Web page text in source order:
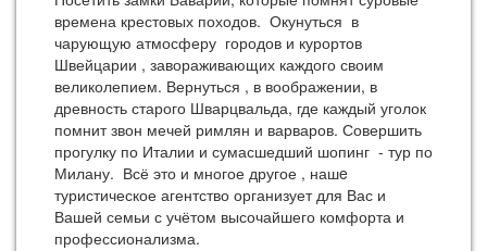
времена крестовых походов. Окунуться в
чарующую атмосферу городов и курортов
Швейцарии , завораживающих каждого своим
великолепием. Вернуться , в воображении, в
древность старого Шварцвальда, где каждый уголок
помнит звон мечей римлян и варваров. Совершить
прогулку по Италии и сумасшедший шопинг - тур по
Милану. Всё это и многое другое , нашe
туристическое агентство организует для Вас и
Вашей семьи с учётом высочайшего комфорта и
профессионализма.